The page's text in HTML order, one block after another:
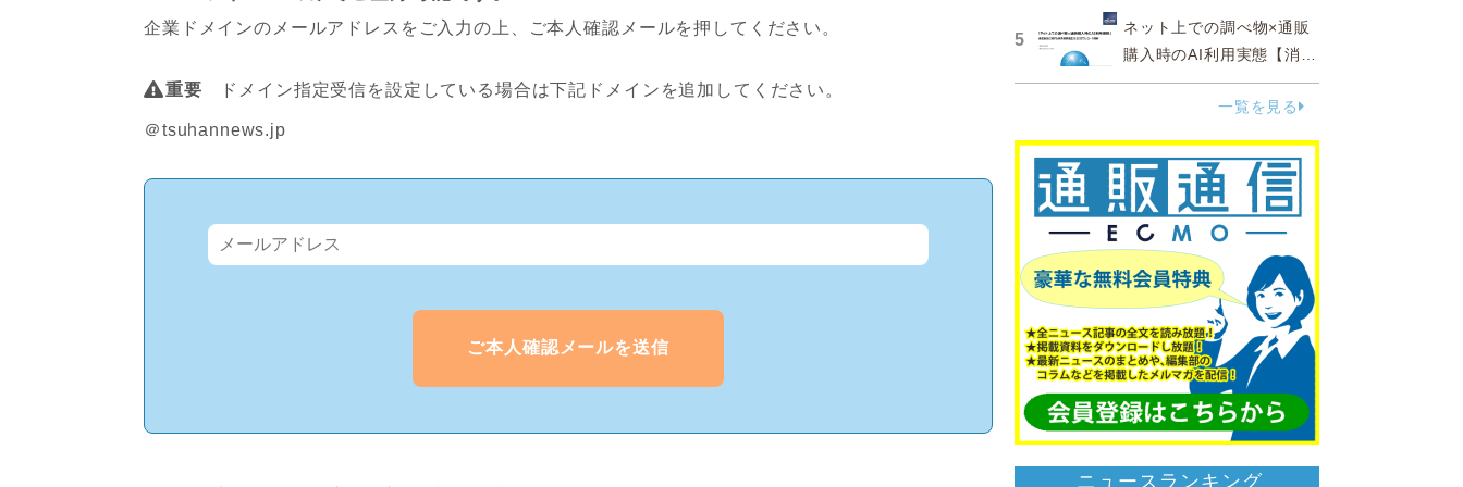
企業ドメインのメールアドレスをご入力の上、ご本人確認メールを押してください。
重要 ドメイン指定受信を設定している場合は下記ドメインを追加してください。
＠tsuhannews.jp
5
ネット上での調べ物×通販
購入時のAI利用実態【消費
者調査 2025】
一覧を見る
ニュースランキング